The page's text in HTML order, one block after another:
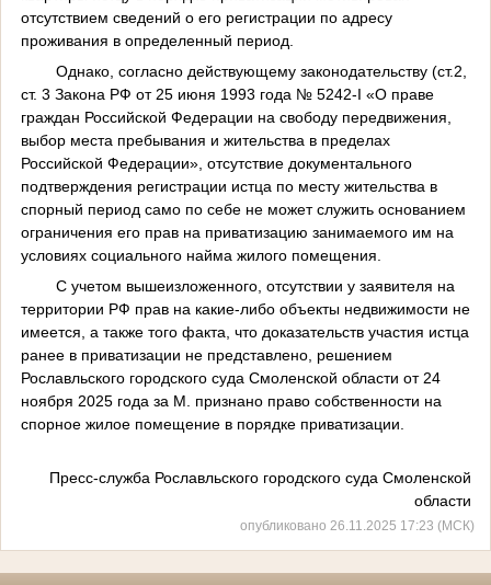
отсутствием сведений о его регистрации по адресу
проживания в определенный период.
Однако, согласно действующему законодательству (ст.2,
ст. 3 Закона РФ от 25 июня 1993 года № 5242-I «О праве
граждан Российской Федерации на свободу передвижения,
выбор места пребывания и жительства в пределах
Российской Федерации», отсутствие документального
подтверждения регистрации истца по месту жительства в
спорный период само по себе не может служить основанием
ограничения его прав на приватизацию занимаемого им на
условиях социального найма жилого помещения.
С учетом вышеизложенного, отсутствии у заявителя на
территории РФ прав на какие-либо объекты недвижимости не
имеется, а также того факта, что доказательств участия истца
ранее в приватизации не представлено, решением
Рославльского городского суда Смоленской области от 24
ноября 2025 года за М. признано право собственности на
спорное жилое помещение в порядке приватизации.
Пресс-служба Рославльского городского суда Смоленской
области
опубликовано 26.11.2025 17:23 (МСК)